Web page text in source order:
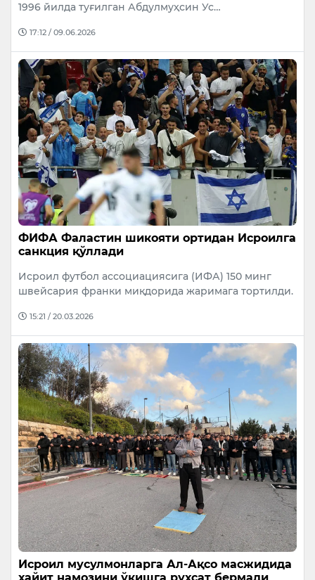
1996 йилда туғилган Абдулмуҳсин Ус…
17:12 / 09.06.2026
ФИФА Фаластин шикояти ортидан Исроилга
санкция қўллади
Исроил футбол ассоциациясига (ИФА) 150 минг
швейсария франки миқдорида жаримага тортилди.
15:21 / 20.03.2026
Исроил мусулмонларга Ал-Ақсо масжидида